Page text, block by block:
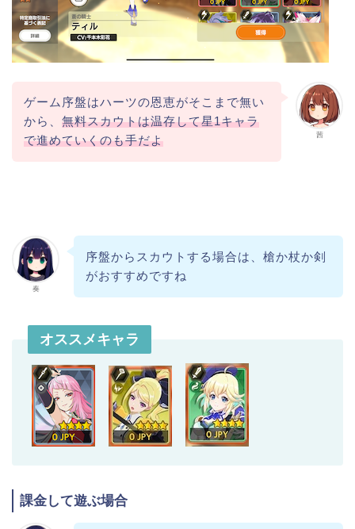
茜
ゲーム序盤はハーツの恩恵がそこまで無い
から、 無料スカウトは温存して星1キャラ
で進めていくのも手だよ
奏
序盤からスカウトする場合は、槍か杖か剣
がおすすめですね
オススメキャラ
課金して遊ぶ場合